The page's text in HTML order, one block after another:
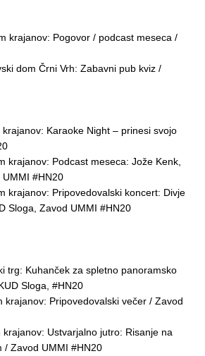
krajanov: Pogovor / podcast meseca /
dom Črni Vrh: Zabavni pub kviz /
Karaoke Night – prinesi svojo
krajanov: Podcast meseca: Jože Kenk,
UMMI #HN20
krajanov: Pripovedovalski koncert: Divje
Sloga, Zavod UMMI #HN20
trg: Kuhanček za spletno panoramsko
Sloga, #HN20
krajanov: Pripovedovalski večer / Zavod
Ustvarjalno jutro: Risanje na
/ Zavod UMMI #HN20